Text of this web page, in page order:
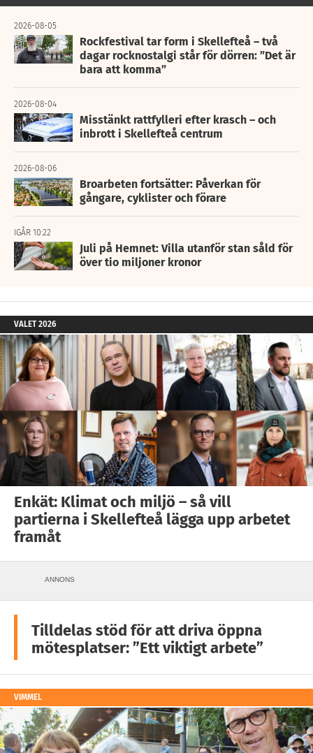
2026-08-05
Rockfestival tar form i Skellefteå – två
dagar rocknostalgi står för dörren: ”Det är
bara att komma”
2026-08-04
Misstänkt rattfylleri efter krasch – och
inbrott i Skellefteå centrum
2026-08-06
Broarbeten fortsätter: Påverkan för
gångare, cyklister och förare
IGÅR 10:22
Juli på Hemnet: Villa utanför stan såld för
över tio miljoner kronor
VALET 2026
Enkät: Klimat och miljö – så vill
partierna i Skellefteå lägga upp arbetet
framåt
ANNONS
Tilldelas stöd för att driva öppna
mötesplatser: ”Ett viktigt arbete”
VIMMEL